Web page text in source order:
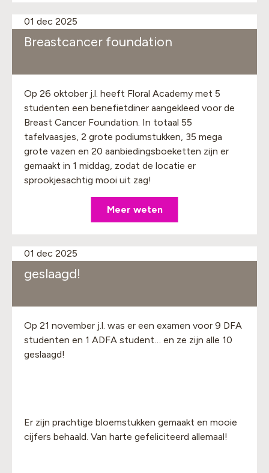
01 dec 2025
Breastcancer foundation
Op 26 oktober j.l. heeft Floral Academy met 5
studenten een benefietdiner aangekleed voor de
Breast Cancer Foundation. In totaal 55
tafelvaasjes, 2 grote podiumstukken, 35 mega
grote vazen en 20 aanbiedingsboeketten zijn er
gemaakt in 1 middag, zodat de locatie er
sprookjesachtig mooi uit zag!
Meer weten
01 dec 2025
geslaagd!
Op 21 november j.l. was er een examen voor 9 DFA
studenten en 1 ADFA student… en ze zijn alle 10
geslaagd!
Er zijn prachtige bloemstukken gemaakt en mooie
cijfers behaald. Van harte gefeliciteerd allemaal!